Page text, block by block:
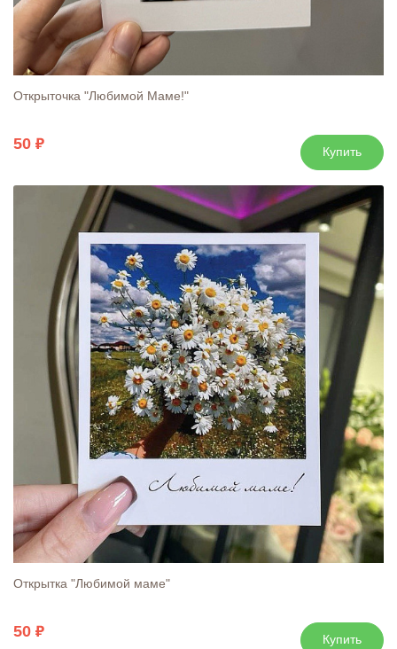
Открыточка "Любимой Маме!"
50 Купить
Открытка "Любимой маме"
50 Купить